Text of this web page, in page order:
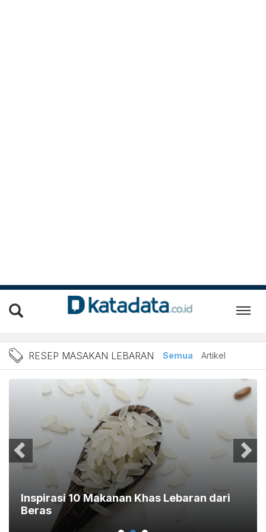
Berita Resep Masakan
RESEP MASAKAN LEBARAN Semua Artikel
Inspirasi 10 Makanan Khas Lebaran dari
Beras